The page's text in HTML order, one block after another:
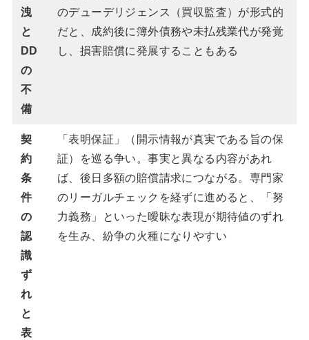
洩
と
DD
の
不
備
のデューデリジェンス（買収監査）が形式的
だと、成約後に簿外債務や未払残業代が発覚
し、損害賠償に発展することもある
契
約
条
件
の
認
識
ず
れ
と
表
「表明保証」（開示情報が真実である旨の保
証）を巡る争い。事実と異なる内容があれ
ば、後日多額の賠償請求につながる。専門家
のリーガルチェックを経ずに進めると、「努
力義務」といった曖昧な表現が期待値のずれ
を生み、紛争の火種になりやすい